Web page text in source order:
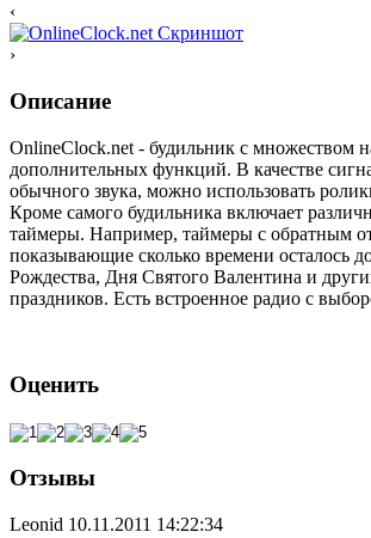
‹
›
Описание
OnlineClock.net - будильник с множеством
дополнительных функций. В качестве
обычного звука, можно использовать
Кроме самого будильника включает
таймеры. Например, таймеры с обратным
показывающие сколько времени осталось
Рождества, Дня Святого Валентина и
праздников. Есть встроенное радио с
Оценить
Отзывы
Leonid 10.11.2011 14:22:34